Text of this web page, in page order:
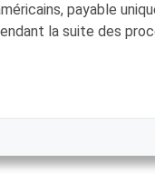
payable
la suite des